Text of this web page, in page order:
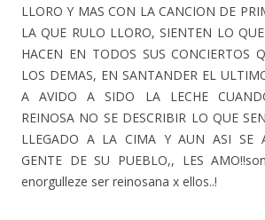
LLORO Y MAS CON LA CANCION DE
LA QUE RULO LLORO, SIENTEN LO
HACEN EN TODOS SUS CONCIERTOS
LOS DEMAS, EN SANTANDER EL
A AVIDO A SIDO LA LECHE
REINOSA NO SE DESCRIBIR LO QUE
LLEGADO A LA CIMA Y AUN ASI SE
GENTE DE SU PUEBLO,, LES
enorgulleze ser reinosana x ellos..!